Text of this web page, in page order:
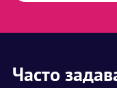
Часто